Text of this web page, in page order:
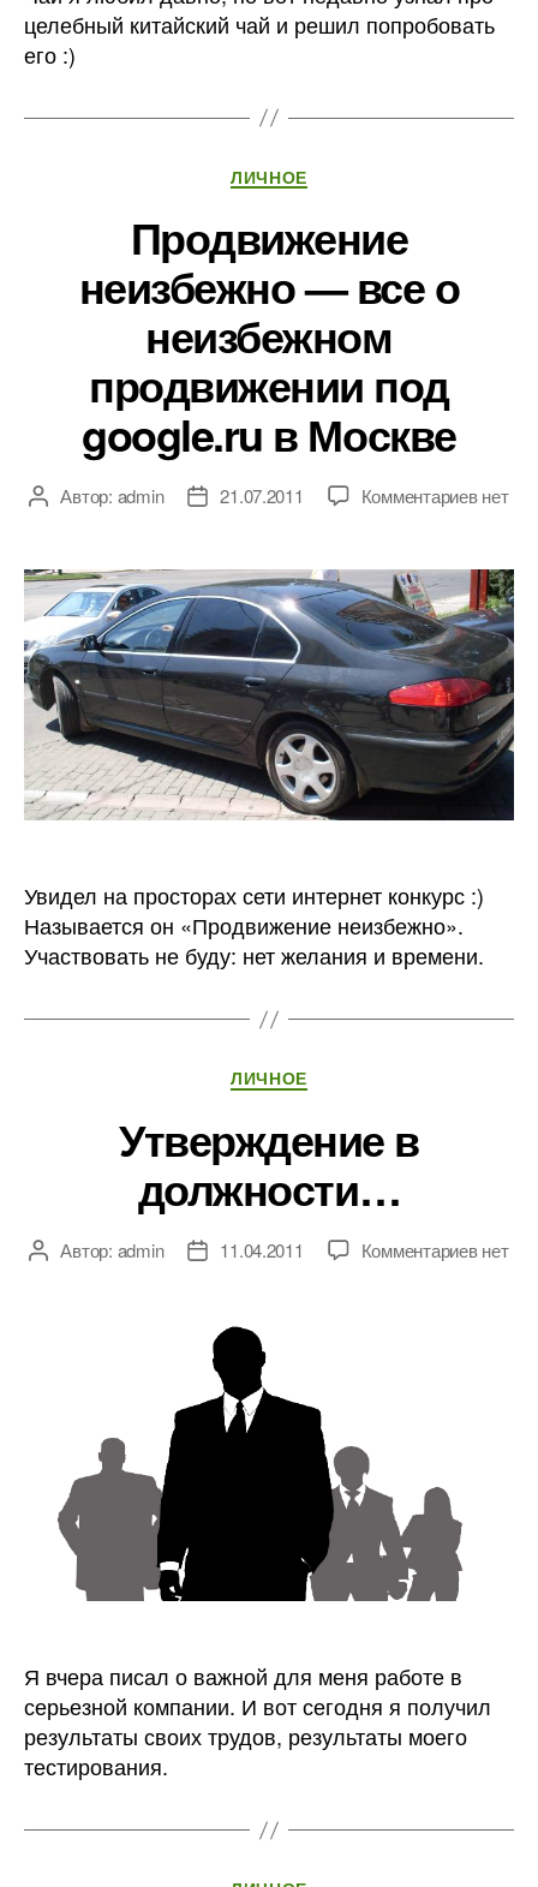
целебный китайский чай и решил попробовать
его :)
Рубрики
ЛИЧНОЕ
Продвижение
неизбежно — все о
неизбежном
продвижении под
google.ru в Москве
АвторАвтор: admin
Дата21.07.2011 Комментариевк
—
все
о
под
Москве
нет
Увидел на просторах сети интернет конкурс :)
Называется он «Продвижение неизбежно».
Участвовать не буду: нет желания и времени.
Рубрики
ЛИЧНОЕ
Утверждение в
должности…
АвторАвтор: admin
Дата11.04.2011 Комментариевк
нет
Я вчера писал о важной для меня работе в
серьезной компании. И вот сегодня я получил
результаты своих трудов, результаты моего
тестирования.